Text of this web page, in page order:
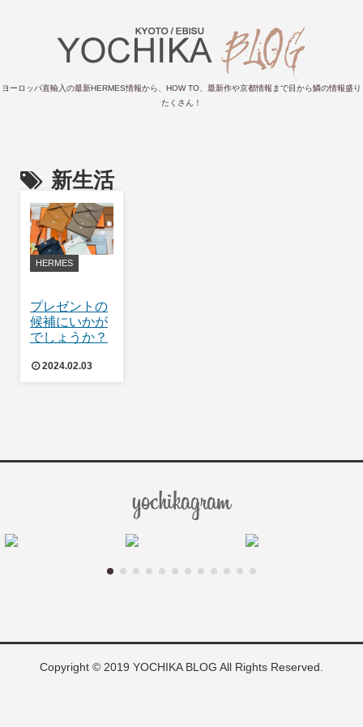
ヨーロッパ直輸入の最新HERMES情報から、HOW TO、最新作や京都情報まで目から鱗の情報盛り
たくさん！
新生活
HERMES
プレゼントの
候補にいかが
でしょうか？
2024.02.03
Copyright © 2019 YOCHIKA BLOG All Rights Reserved.